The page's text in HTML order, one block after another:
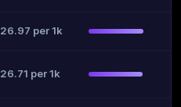
26.97 per 1k
26.71 per 1k